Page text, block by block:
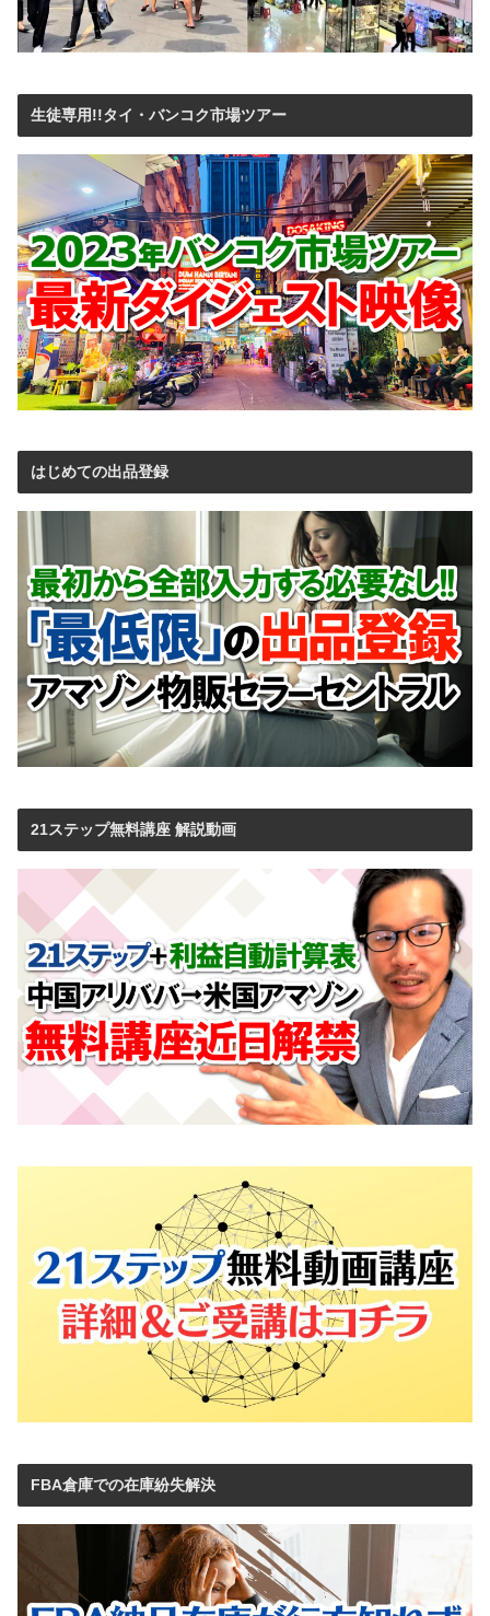
生徒専用!!タイ・バンコク市場ツアー
はじめての出品登録
21ステップ無料講座 解説動画
FBA倉庫での在庫紛失解決